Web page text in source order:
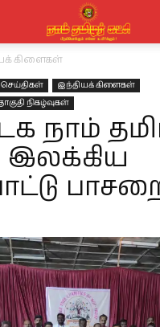
கிளைகள்
செய்திகள்
இந்தியக் கிளைகள்
நிகழ்வுகள்
நாம்